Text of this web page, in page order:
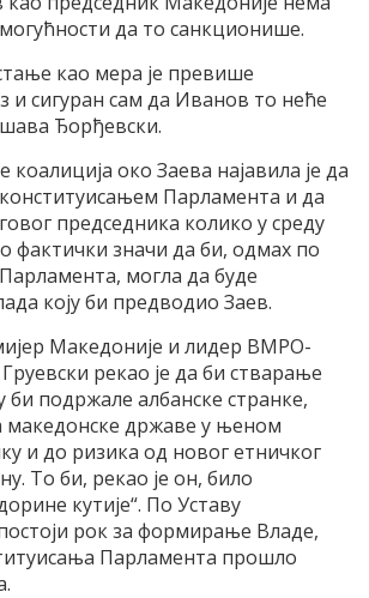
да то санкционише.
као мера је превише
и сигуран сам да Иванов то неће
Ђорђевски.
коалиција око Заева најавила је да
Парламента и да
председника колико у среду
фактички значи да би, одмах по
могла да буде
коју би предводио Заев.
Македоније и лидер ВМРО-
рекао је да би стварање
би подржале албанске странке,
македонске државе у њеном
и до ризика од новог етничког
То би, рекао је он, било
кутије“. По Уставу
рок за формирање Владе,
Парламента прошло